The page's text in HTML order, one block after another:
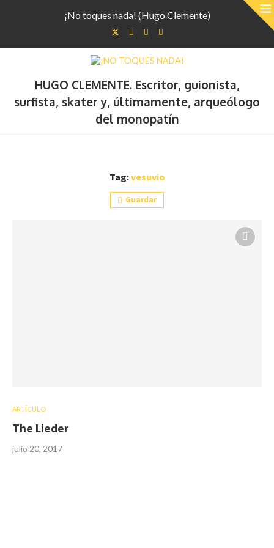
¡No toques nada! (Hugo Clemente)
HUGO CLEMENTE. Escritor, guionista,
surfista, skater y, últimamente, arqueólogo
del monopatín
Tag:vesuvio
Guardar
ARTÍCULO
The Lieder
julio 20, 2017